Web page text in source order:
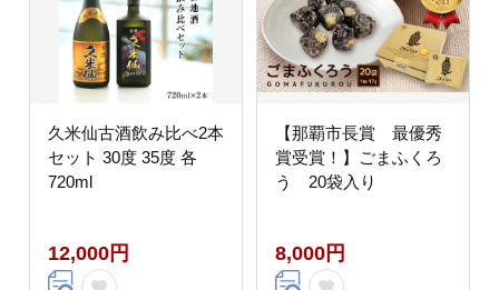
久米仙古酒飲み比べ2本
セット 30度 35度 各
720ml
12,000円
【那覇市長賞 最優秀
賞受賞！】ごまふくろ
う 20袋入り
8,000円